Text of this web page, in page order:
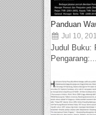
Panduan
Jul 10,
Judul Buku:
Pengarang:...